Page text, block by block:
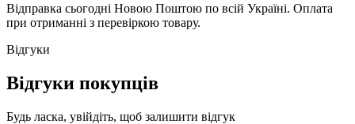
Відправка сьогодні Новою Поштою по всій Україні. Оплата
при отриманні з перевіркою товару.
Відгуки
Відгуки покупців
Будь ласка, увійдіть, щоб залишити відгук